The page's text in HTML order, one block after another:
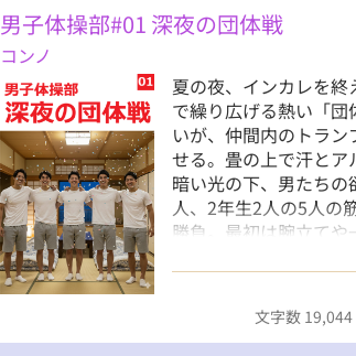
男子体操部#01 深夜の団体戦
コンノ
夏の夜、インカレを
で繰り広げる熱い「
いが、仲間内のトラ
せる。畳の上で汗と
暗い光の下、男たち
人、2年生2人の5人の
勝負。最初は腕立て
が、ビールの空き缶
「乳首舐め」とエス
撮影が、羞恥と興奮
される」という罰ゲ
文字数 19,044